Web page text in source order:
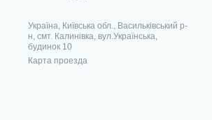
Україна, Київська обл., Васильківський р-
н, смт. Калинівка, вул.Українська,
будинок 10
Карта проезда